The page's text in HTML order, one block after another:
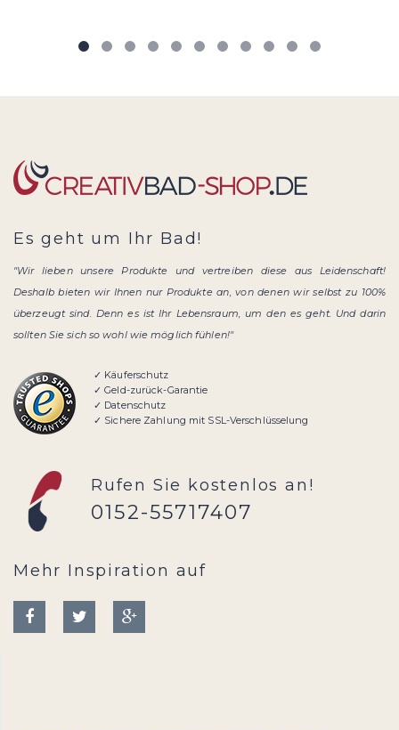
Es geht um Ihr Bad!
"Wir lieben unsere Produkte und vertreiben diese aus Leidenschaft!
Deshalb bieten wir Ihnen nur Produkte an, von denen wir selbst zu 100%
überzeugt sind. Denn es ist Ihr Lebensraum, um den es geht. Und darin
sollten Sie sich so wohl wie möglich fühlen!"
✓ Käuferschutz
✓ Geld-zurück-Garantie
✓ Datenschutz
✓ Sichere Zahlung mit SSL-Verschlüsselung
Rufen Sie kostenlos an!
0152-55717407
Mehr Inspiration auf